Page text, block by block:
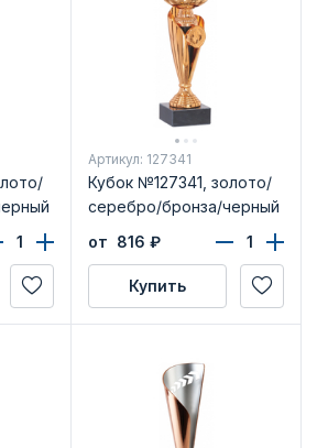
Артикул: 127341
Кубок №127341, золото/
серебро/бронза/черный
от 816 ₽
Купить